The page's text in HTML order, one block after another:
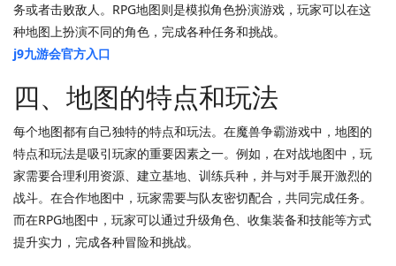
务或者击败敌人。RPG地图则是模拟角色扮演游戏，玩家可以在这
种地图上扮演不同的角色，完成各种任务和挑战。
j9九游会官方入口
四、地图的特点和玩法
每个地图都有自己独特的特点和玩法。在魔兽争霸游戏中，地图的
特点和玩法是吸引玩家的重要因素之一。例如，在对战地图中，玩
家需要合理利用资源、建立基地、训练兵种，并与对手展开激烈的
战斗。在合作地图中，玩家需要与队友密切配合，共同完成任务。
而在RPG地图中，玩家可以通过升级角色、收集装备和技能等方式
提升实力，完成各种冒险和挑战。